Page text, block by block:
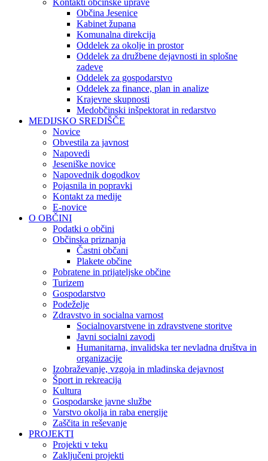
Občina Jesenice
Kabinet župana
Komunalna direkcija
Oddelek za okolje in prostor
Oddelek za družbene dejavnosti in splošne
zadeve
Oddelek za gospodarstvo
Oddelek za finance, plan in analize
Krajevne skupnosti
Medobčinski inšpektorat in redarstvo
MEDIJSKO SREDIŠČE
Novice
Obvestila za javnost
Napovedi
Jeseniške novice
Napovednik dogodkov
Pojasnila in popravki
Kontakt za medije
E-novice
O OBČINI
Podatki o občini
Občinska priznanja
Častni občani
Plakete občine
Pobratene in prijateljske občine
Turizem
Gospodarstvo
Podeželje
Zdravstvo in socialna varnost
Socialnovarstvene in zdravstvene storitve
Javni socialni zavodi
Humanitarna, invalidska ter nevladna društva in
organizacije
Izobraževanje, vzgoja in mladinska dejavnost
Šport in rekreacija
Kultura
Gospodarske javne službe
Varstvo okolja in raba energije
Zaščita in reševanje
PROJEKTI
Projekti v teku
Zaključeni projekti